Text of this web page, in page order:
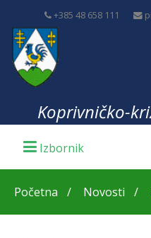
+385 48 658 111
Koprivničko-
Početna Novosti